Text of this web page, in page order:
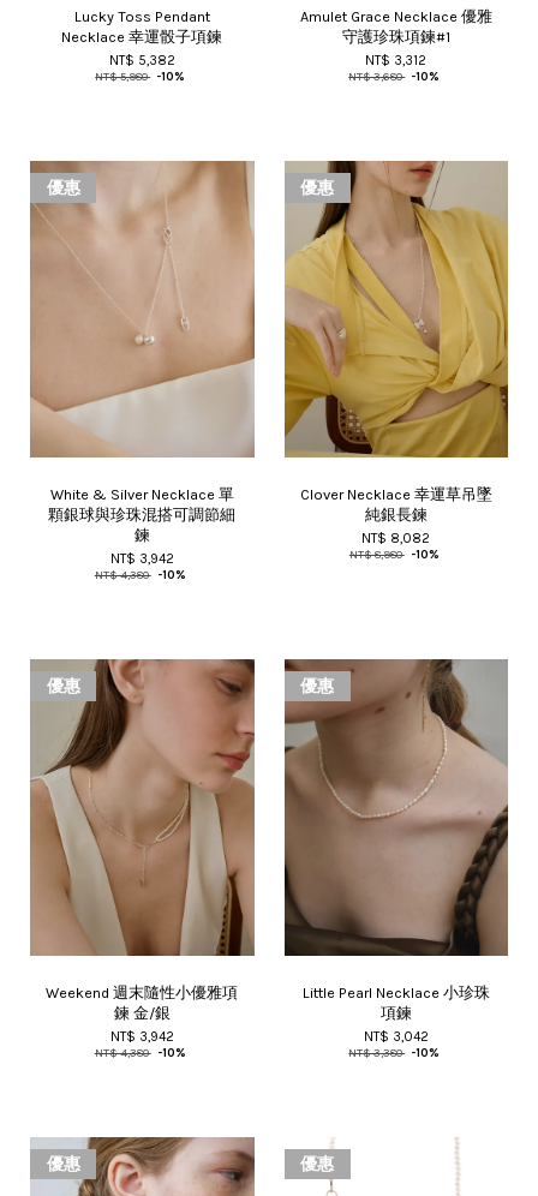
Lucky Toss Pendant
Necklace 幸運骰子項鍊
NT$ 5,382
NT$ 5,980 -10%
Amulet Grace Necklace 優雅
守護珍珠項鍊#1
NT$ 3,312
NT$ 3,680 -10%
優惠
White & Silver Necklace 單
顆銀球與珍珠混搭可調節細
鍊
NT$ 3,942
NT$ 4,380 -10%
優惠
Clover Necklace 幸運草吊墜
純銀長鍊
NT$ 8,082
NT$ 8,980 -10%
優惠
Weekend 週末隨性小優雅項
鍊 金/銀
NT$ 3,942
NT$ 4,380 -10%
優惠
Little Pearl Necklace 小珍珠
項鍊
NT$ 3,042
NT$ 3,380 -10%
優惠 優惠